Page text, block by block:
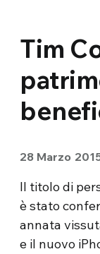
Tim
28 Marzo
Il titolo di
è stato
annata
e il nuovo